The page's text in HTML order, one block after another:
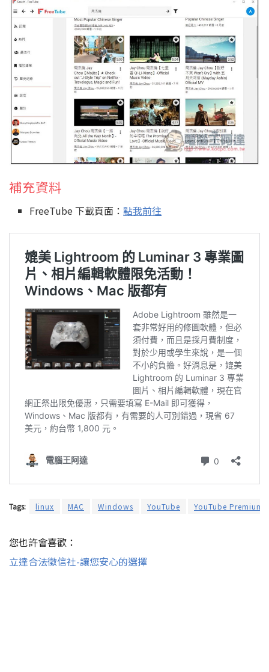
補充資料
FreeTube 下載頁面：點我前往
Tags: linux MAC Windows YouTube YouTube Premium
您也許會喜歡：
立達合法徵信社-讓您安心的選擇